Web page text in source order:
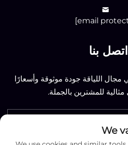
اتصل بنا
مجال اللياقة جودة موثوقة وأسعارًا
للمشترين بالجملة.
We